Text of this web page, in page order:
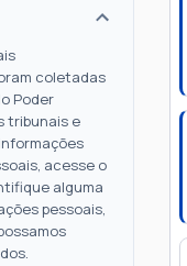
coletadas
Poder
tribunais e
acesse o
alguma
pessoais,